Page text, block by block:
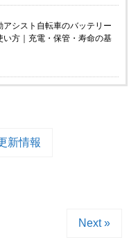
アシスト自転車のバッテリー
い方｜充電・保管・寿命の基
新情報
Next »